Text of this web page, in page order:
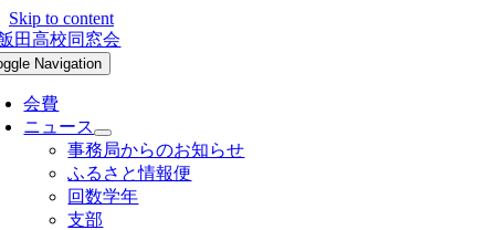
Skip to content
Navigation
会費
ニュース
事務局からのお知らせ
ふるさと情報便
回数学年
支部